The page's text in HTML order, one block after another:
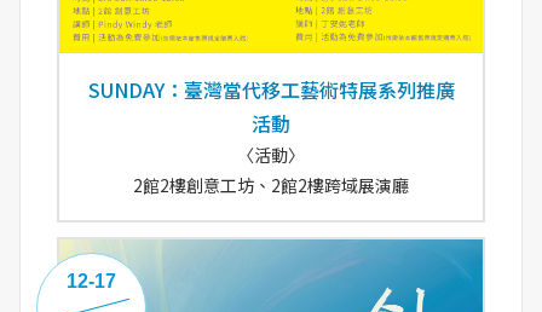
SUNDAY：臺灣當代移工藝術特展系列推廣
活動
〈活動〉
2館2樓創意工坊、2館2樓跨域展演廳
12-17